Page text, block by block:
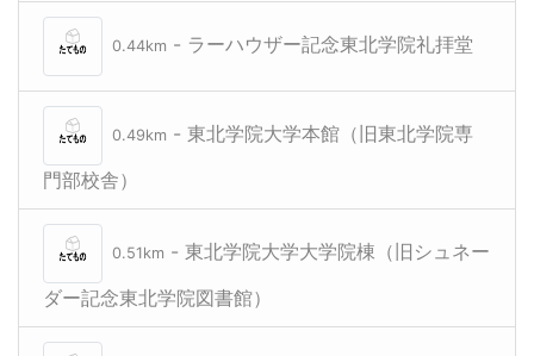
0.44km - ラーハウザー記念東北学院礼拝堂
0.49km - 東北学院大学本館（旧東北学院専
門部校舎）
0.51km - 東北学院大学大学院棟（旧シュネー
ダー記念東北学院図書館）